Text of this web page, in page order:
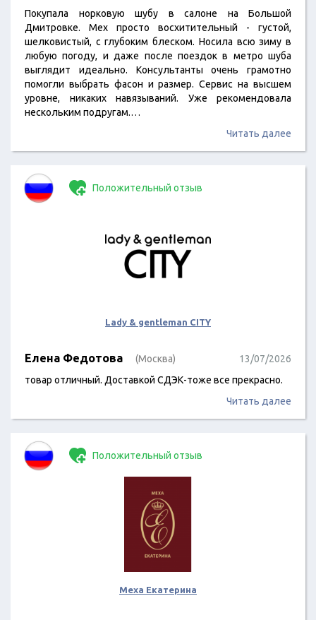
Покупала норковую шубу в салоне на Большой
Дмитровке. Мех просто восхитительный - густой,
шелковистый, с глубоким блеском. Носила всю зиму в
любую погоду, и даже после поездок в метро шуба
выглядит идеально. Консультанты очень грамотно
помогли выбрать фасон и размер. Сервис на высшем
уровне, никаких навязываний. Уже рекомендовала
нескольким подругам.…
Читать далее
Положительный отзыв
Lady & gentleman CITY
Елена Федотова (Москва)
13/07/2026
товар отличный. Доставкой СДЭК-тоже все прекрасно.
Читать далее
Положительный отзыв
Меха Екатерина